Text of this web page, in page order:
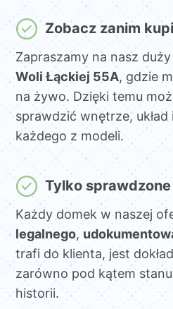
Zobacz zanim
Zapraszamy na nasz
Woli Łąckiej 55A, gdzie
na żywo. Dzięki temu
sprawdzić wnętrze,
każdego z modeli.
Tylko
Każdy domek w naszej
legalnego,
trafi do klienta, jest
zarówno pod kątem
historii.